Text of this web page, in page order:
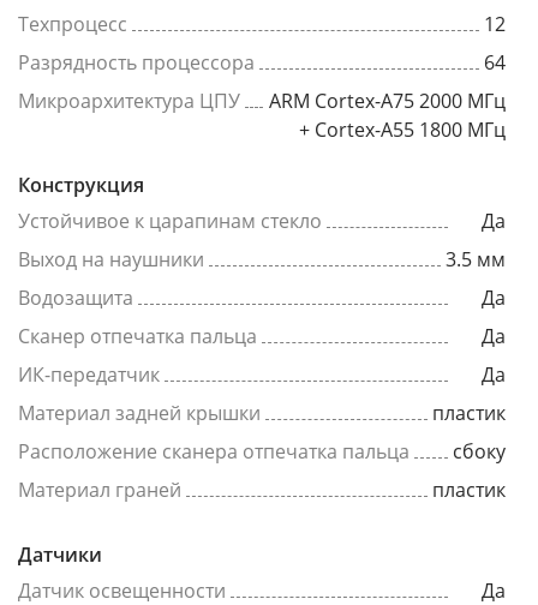
Техпроцесс
12
Разрядность процессора
64
Микроархитектура ЦПУ
ARM Cortex-A75 2000 МГц
+ Cortex-A55 1800 МГц
Конструкция
Устойчивое к царапинам стекло
Да
Выход на наушники
3.5 мм
Водозащита
Да
Сканер отпечатка пальца
Да
ИК-передатчик
Да
Материал задней крышки
пластик
Расположение сканера отпечатка пальца
сбоку
Материал граней
пластик
Датчики
Датчик освещенности
Да